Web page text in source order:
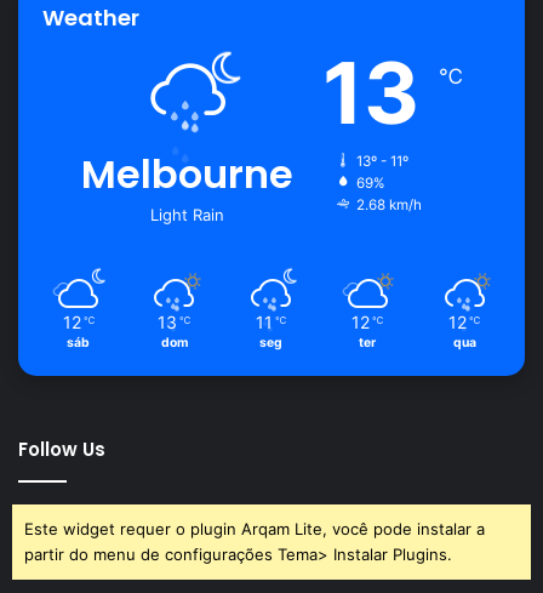
Weather
Melbourne
Light Rain
13 ℃
13º - 11º
69%
2.68 km/h
12 ℃
sáb
13 ℃
dom
11 ℃
seg
12 ℃
ter
12 ℃
qua
Follow Us
Este widget requer o plugin Arqam Lite, você pode instalar a
partir do menu de configurações Tema> Instalar Plugins.